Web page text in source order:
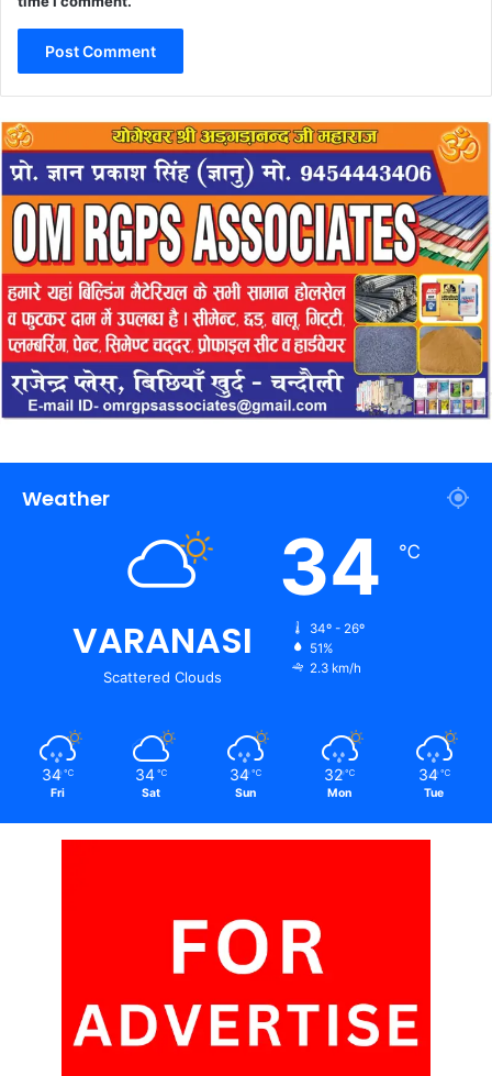
Weather
VARANASI
Scattered Clouds
34 ℃
34º - 26º
51%
2.3 km/h
34 ℃
Fri
34 ℃
Sat
34 ℃
Sun
32 ℃
Mon
34 ℃
Tue